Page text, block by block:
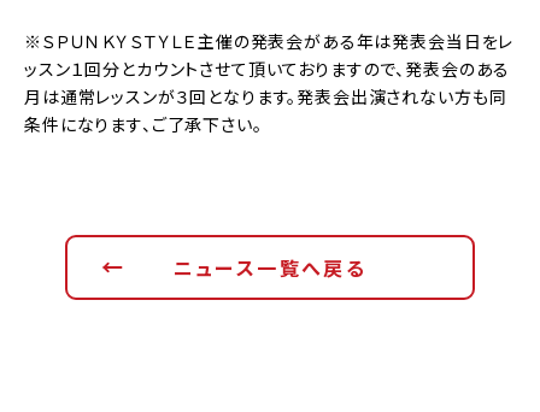
※ＳＰＵＮＫＹＳＴＹＬＥ主催の発表会がある年は発表会当日をレ
ッスン１回分とカウントさせて頂いておりますので、発表会のある
月は通常レッスンが３回となります。発表会出演されない方も同
条件になります、ご了承下さい。
ニュース一覧へ戻る